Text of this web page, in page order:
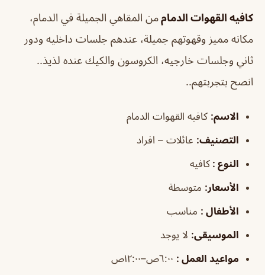
كافيه القهوات الدمام من المقاهي الجميلة في الدمام،
مكانه مميز وقهوتهم جميلة، عندهم جلسات داخليه ودور
ثاني وجلسات خارجيه، الكروسون والكيك عنده لذيذ..
انصح بتجربتهم..
الاسم: كافيه القهوات الدمام
التصنيف: عائلات – افراد
النوع : كافيه
الأسعار: متوسطة
الأطفال : مناسب
الموسيقى: لا يوجد
مواعيد العمل : ٦:٠٠ص–١٢:٠٠ص